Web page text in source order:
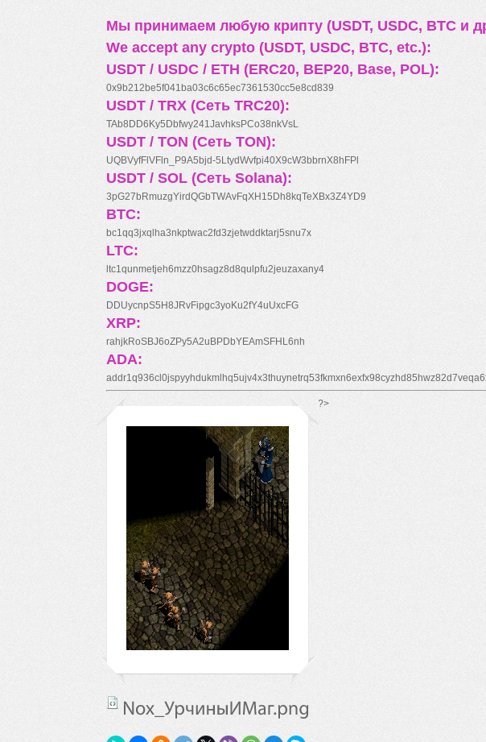
Мы принимаем любую крипту (USDT, USDC, BTC и
We accept any crypto (USDT, USDC, BTC, etc.):
USDT / USDC / ETH (ERC20, BEP20, Base, POL):
0x9b212be5f041ba03c6c65ec7361530cc5e8cd839
USDT / TRX (Сеть TRC20):
TAb8DD6Ky5Dbfwy241JavhksPCo38nkVsL
USDT / TON (Сеть TON):
UQBVyfFlVFln_P9A5bjd-5LtydWvfpi40X9cW3bbrnX8hFPl
USDT / SOL (Сеть Solana):
3pG27bRmuzgYirdQGbTWAvFqXH15Dh8kqTeXBx3Z4YD9
BTC:
bc1qq3jxqlha3nkptwac2fd3zjetwddktarj5snu7x
LTC:
ltc1qunmetjeh6mzz0hsagz8d8qulpfu2jeuzaxany4
DOGE:
DDUycnpS5H8JRvFipgc3yoKu2fY4uUxcFG
XRP:
rahjkRoSBJ6oZPy5A2uBPDbYEAmSFHL6nh
ADA:
*/ ?>